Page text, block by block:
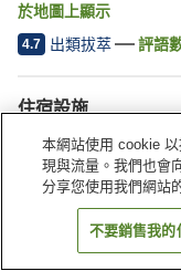
於地圖上顯示
4.7 出類拔萃 評語
住宿設施
停車場
主頁 日本 山梨縣
本網站使用 cookie
現與流量。我們也會
分享您使用我們網站
不要銷售我的